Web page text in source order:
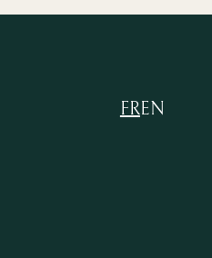
EN
FR